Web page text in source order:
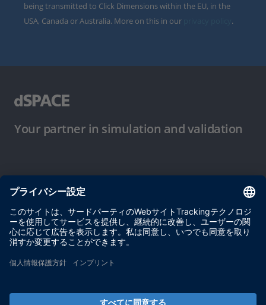
being transmitted to Click Dimensions within the EU, in the
USA, Canada or Australia. More on this in our
.
Your partner in simulation and validation
ご使用条件
プライバシーポリシー
約款
サイト運営会社情報